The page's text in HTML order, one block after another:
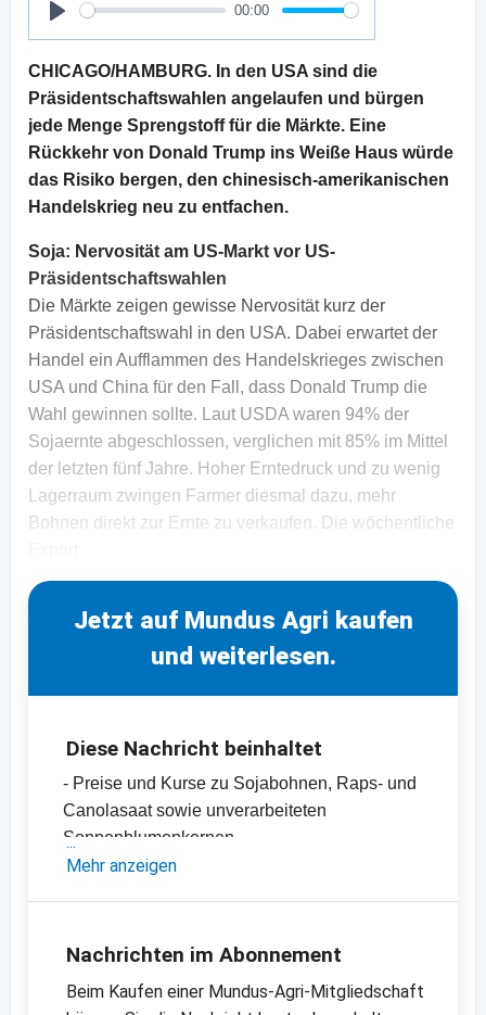
Play
00:00
CHICAGO/HAMBURG. In den USA sind die
Präsidentschaftswahlen angelaufen und bürgen
jede Menge Sprengstoff für die Märkte. Eine
Rückkehr von Donald Trump ins Weiße Haus würde
das Risiko bergen, den chinesisch-amerikanischen
Handelskrieg neu zu entfachen.
Soja: Nervosität am US-Markt vor US-
Präsidentschaftswahlen
Die Märkte zeigen gewisse Nervosität kurz der
Präsidentschaftswahl in den USA. Dabei erwartet der
Handel ein Aufflammen des Handelskrieges zwischen
USA und China für den Fall, dass Donald Trump die
Wahl gewinnen sollte. Laut USDA waren 94% der
Sojaernte abgeschlossen, verglichen mit 85% im Mittel
der letzten fünf Jahre. Hoher Erntedruck und zu wenig
Lagerraum zwingen Farmer diesmal dazu, mehr
Bohnen direkt zur Ernte zu verkaufen. Die wöchentliche
Jetzt auf Mundus Agri kaufen
und weiterlesen.
Diese Nachricht beinhaltet
- Preise und Kurse zu Sojabohnen, Raps- und
Canolasaat sowie unverarbeiteten
Sonnenblumenkernen
- Sojaschrot-, Canola- und Rapsschrot- sowie
- Einschätzungen und Meinungen des
- Offizielle Ernteschätzungen
Mehr anzeigen
Nachrichten im Abonnement
Beim Kaufen einer Mundus-Agri-Mitgliedschaft